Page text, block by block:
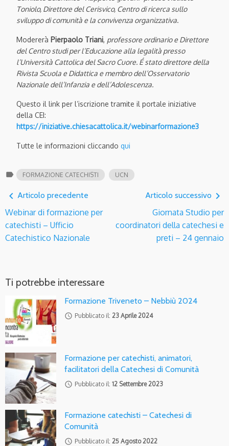
Toniolo, Direttore del Cerisvico, Centro di ricerca sullo
sviluppo di comunità e la convivenza organizzativa.
Modererà Pierpaolo Triani, professore ordinario e Direttore
del Centro studi per l’Educazione alla legalità presso
l’Università Cattolica del Sacro Cuore. É stato direttore della
Rivista Scuola e Didattica e membro dell’Osservatorio
Nazionale dell’Infanzia e dell’Adolescenza.
Questo il link per l’iscrizione tramite il portale iniziative
della CEI:
https://iniziative.chiesacattolica.it/webinarformazione3
Tutte le informazioni cliccando qui
label FORMAZIONE CATECHISTI UCN
navigate_before Articolo precedente
Webinar di formazione per
catechisti – Ufficio
Catechistico Nazionale
Articolo successivo navigate_next
Giornata Studio per
coordinatori della catechesi e
preti – 24 gennaio
Ti potrebbe interessare
Formazione Triveneto – Nebbiù 2024
access_time Pubblicato il: 23 Aprile 2024
Formazione per catechisti, animatori,
facilitatori della Catechesi di Comunità
access_time Pubblicato il: 12 Settembre 2023
Formazione catechisti – Catechesi di
Comunità
access_time Pubblicato il: 25 Agosto 2022